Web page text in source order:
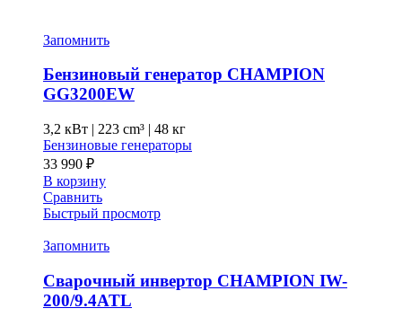
Запомнить
Бензиновый генератор CHAMPION
GG3200EW
3,2 кВт | 223 cm³ | 48 кг
Бензиновые генераторы
33 990 ₽
В корзину
Сравнить
Быстрый просмотр
Запомнить
Сварочный инвертор CHAMPION IW-
200/9.4ATL